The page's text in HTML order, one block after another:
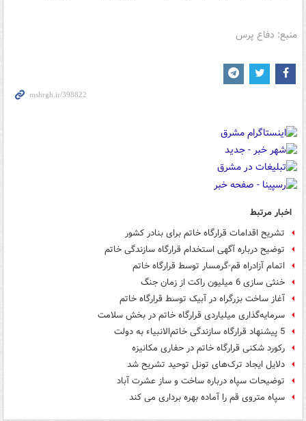
منبع: دفاع پرس
اخبار مرتبط
تشریح اقدامات قرارگاه خاتم برای بنادر کشور
توضیح درباره آگهی استخدام قرارگاه سازندگی خاتم‌
اتمام آزادراه قم-گرمسار توسط قرارگاه خاتم
خنثی سازی 6 میلیون راکت از زمان جنگ
آغاز ساخت بزرگراه در آبیک توسط قرارگاه خاتم
سرمایه‌گذاری میلیاردی قرارگاه خاتم در بخش سلامت
5 پیشنهاد قرارگاه سازندگی خاتم‌الانبیاء به دولت
رکورد شکنی قرارگاه خاتم در حفاری مکانیزه
دلایل ایجاد ترک‌های تونل توحید تشریح شد
توضیحات سپاه درباره ساخت و ساز عشرت آباد
سپاه متروی قم را آماده بهره برداری می کند